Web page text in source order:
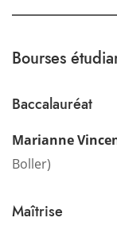
Bourses
Baccalauréat
Marianne
Boller)
Maîtrise